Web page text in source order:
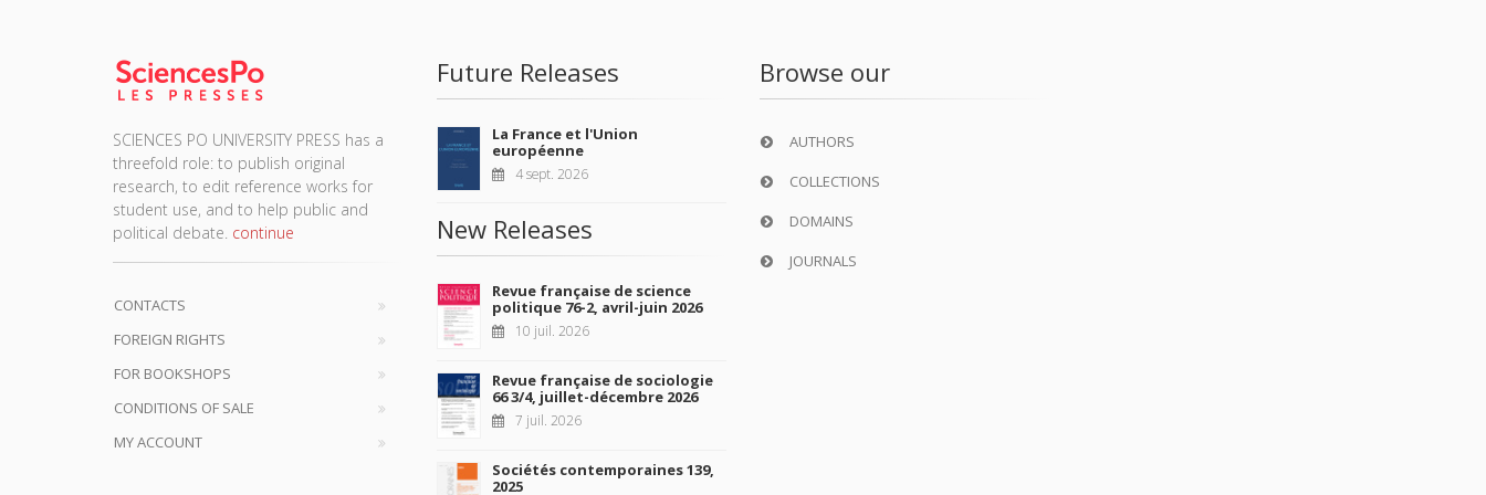
SCIENCES PO UNIVERSITY PRESS has a
threefold role: to publish original
research, to edit reference works for
student use, and to help public and
political debate. continue
CONTACTS
FOREIGN RIGHTS
FOR BOOKSHOPS
CONDITIONS OF SALE
MY ACCOUNT
Future Releases
La France et l'Union
européenne
4 sept. 2026
New Releases
Revue française de science
politique 76-2, avril-juin 2026
10 juil. 2026
Revue française de sociologie
66 3/4, juillet-décembre 2026
7 juil. 2026
Sociétés contemporaines 139,
2025
Browse our
AUTHORS
COLLECTIONS
DOMAINS
JOURNALS